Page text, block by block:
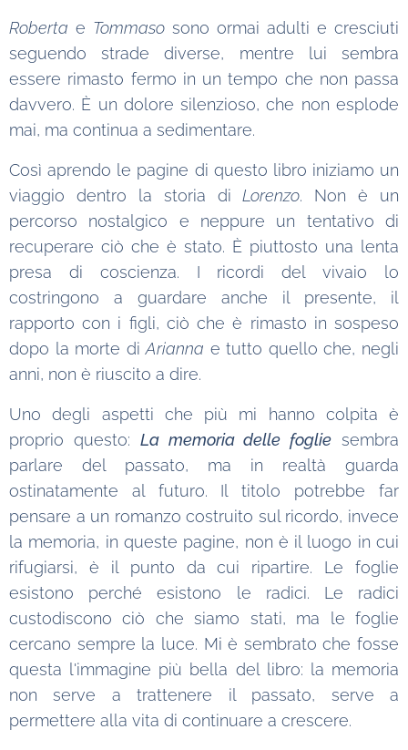
Roberta e Tommaso sono ormai adulti e cresciuti
seguendo strade diverse, mentre lui sembra
essere rimasto fermo in un tempo che non passa
davvero. È un dolore silenzioso, che non esplode
mai, ma continua a sedimentare.
Così aprendo le pagine di questo libro iniziamo un
viaggio dentro la storia diLorenzo. Non è un
percorso nostalgico e neppure un tentativo di
recuperare ciò che è stato. È piuttosto una lenta
presa di coscienza. I ricordi del vivaio lo
costringono a guardare anche il presente, il
rapporto con i figli, ciò che è rimasto in sospeso
dopo la morte diArianna e tutto quello che, negli
anni, non è riuscito a dire.
Uno degli aspetti che più mi hanno colpita è
proprio questo: La memoria delle foglie sembra
parlare del passato, ma in realtà guarda
ostinatamente al futuro. Il titolo potrebbe far
pensare a un romanzo costruito sul ricordo, invece
la memoria, in queste pagine, non è il luogo in cui
rifugiarsi, è il punto da cui ripartire. Le foglie
esistono perché esistono le radici. Le radici
custodiscono ciò che siamo stati, ma le foglie
cercano sempre la luce. Mi è sembrato che fosse
questa l'immagine più bella del libro: la memoria
non serve a trattenere il passato, serve a
permettere alla vita di continuare a crescere.